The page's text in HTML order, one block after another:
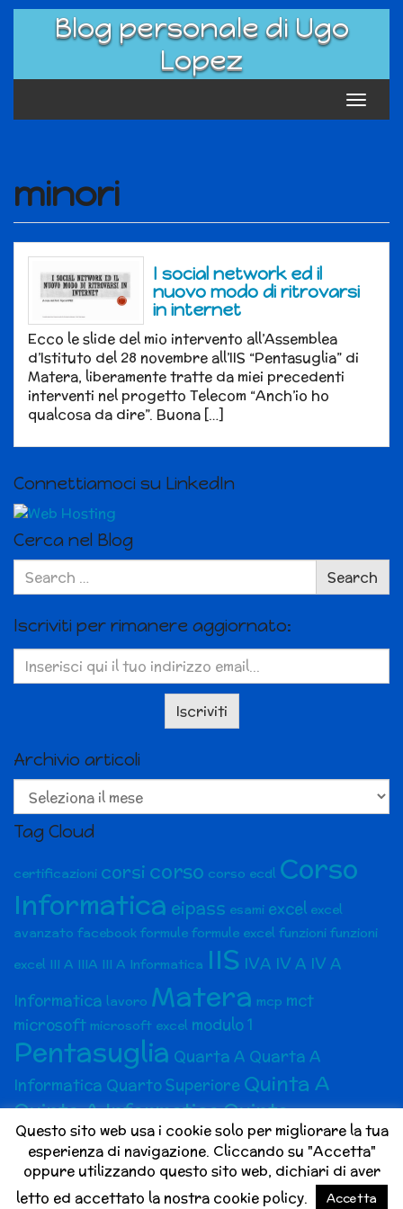
Skip
Blog personale di Ugo
Lopez
Toggle
minori
I social network ed il
nuovo modo di ritrovarsi
in internet
Ecco le slide del mio intervento all’Assemblea
d’Istituto del 28 novembre all’IIS “Pentasuglia” di
Matera, liberamente tratte da miei precedenti
interventi nel progetto Telecom “Anch’io ho
qualcosa da dire”. Buona […]
Connettiamoci su LinkedIn
Cerca nel Blog
Search
for:
Search
Iscriviti per rimanere aggiornato:
Archivio articoli
Archivio
articoli
Tag Cloud
certificazioni corsi corso corso ecdl Corso
Informatica eipass esami excel excel
avanzato facebook formule formule excel funzioni funzioni
excel III A IIIA III A Informatica IIS IVA IV A IV A
Informatica lavoro Matera mcp mct
microsoft microsoft excel modulo 1
Pentasuglia Quarta A Quarta A
Informatica Quarto Superiore Quinta A
Quinta A InformaticaQuinto
superioresocial media Social Media Marketing
social media marketing bari social network Terza A Terza A
Informatica
Terzo superiore V A VAV A
Questo sito web usa i cookie solo per migliorare la tua
esperienza di navigazione. Cliccando su "Accetta"
oppure utilizzando questo sito web, dichiari di aver
letto ed accettato la nostra cookie policy.
Accetta